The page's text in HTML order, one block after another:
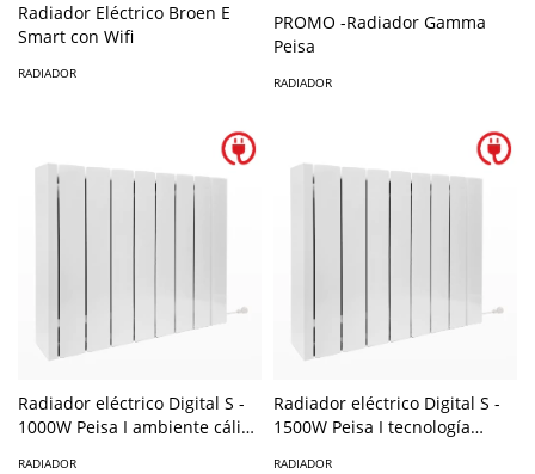
Radiador Eléctrico Broen E
Smart con Wifi
RADIADOR
PROMO -Radiador Gamma
Peisa
RADIADOR
Radiador eléctrico Digital S -
1000W Peisa I ambiente cálido
RADIADOR
Radiador eléctrico Digital S -
1500W Peisa I tecnología
RADIADOR